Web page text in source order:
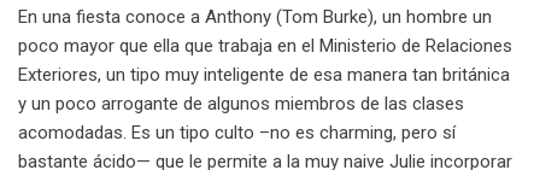
En una fiesta conoce a Anthony (Tom Burke), un hombre un
poco mayor que ella que trabaja en el Ministerio de Relaciones
Exteriores, un tipo muy inteligente de esa manera tan británica
y un poco arrogante de algunos miembros de las clases
acomodadas. Es un tipo culto –no es charming, pero sí
bastante ácido— que le permite a la muy naive Julie incorporar